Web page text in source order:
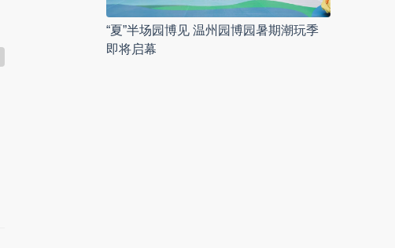
“夏”半场园博见 温州园博园暑期潮玩季
即将启幕